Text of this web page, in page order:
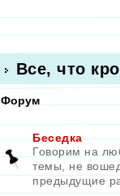
Все, что
Форум
Беседка
Говорим на
темы, не
предыдущие